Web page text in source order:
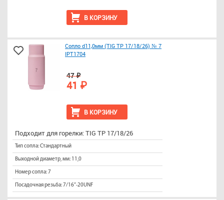
В КОРЗИНУ
Сопло d11,0мм (TIG TP 17/18/26) № 7
IPT1704
В КОРЗИНУ
47 ₽
41 ₽
Подходит для горелки: TIG TP 17/18/26
Тип сопла: Стандартный
Выходной диаметр, мм: 11,0
Номер сопла: 7
Посадочная резьба: 7/16”-20UNF